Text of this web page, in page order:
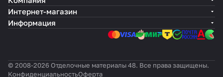
Интернет-магазин
Информация
© 2008-2026 Отделочные материалы 48. Все права защищены.
КонфиденциальностьОферта